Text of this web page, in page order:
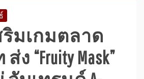
มเกมตลาด
“Fruity Mask”